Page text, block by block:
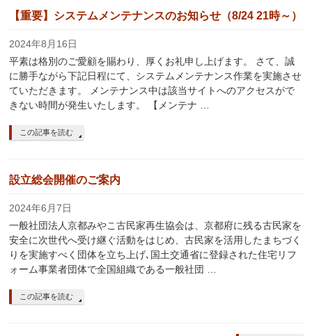
【重要】システムメンテナンスのお知らせ（8/24 21時～）
2024年8月16日
平素は格別のご愛顧を賜わり、厚くお礼申し上げます。 さて、誠
に勝手ながら下記日程にて、システムメンテナンス作業を実施させ
ていただきます。 メンテナンス中は該当サイトへのアクセスがで
きない時間が発生いたします。 【メンテナ …
この記事を読む
設立総会開催のご案内
2024年6月7日
一般社団法人京都みやこ古民家再生協会は、京都府に残る古民家を
安全に次世代へ受け継ぐ活動をはじめ、古民家を活用したまちづく
りを実施すべく団体を立ち上げ､国土交通省に登録された住宅リフ
ォーム事業者団体で全国組織である一般社団 …
この記事を読む